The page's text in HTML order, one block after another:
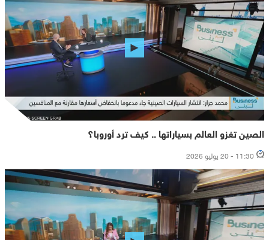
الصين تغزو العالم بسياراتها .. كيف ترد أوروبا؟
11:30 - 20 يوليو 2026